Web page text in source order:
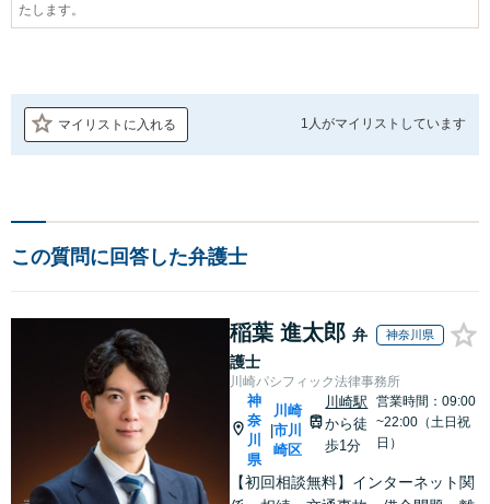
たします。
マイリストに入れる 1人がマイリストしています
この質問に回答した弁護士
稲葉 進太郎 弁
護士
神奈川県
川崎パシフィック法律事務所
神
奈
川
県
川崎
市川
崎区
川崎駅
から徒
歩1分
営業時間：09:00
~22:00（土日祝
日）
【初回相談無料】インターネット関